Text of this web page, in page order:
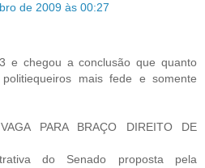
de 2009 às 00:27
e chegou a conclusão que quanto
mais fede e somente
PARA BRAÇO DIREITO DE
do Senado proposta pela